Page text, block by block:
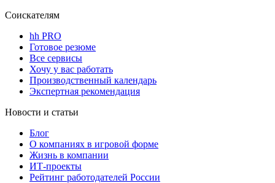
Соискателям
hh PRO
Готовое резюме
Все сервисы
Хочу у вас работать
Производственный календарь
Экспертная рекомендация
Новости и статьи
Блог
О компаниях в игровой форме
Жизнь в компании
ИТ-проекты
Рейтинг работодателей России